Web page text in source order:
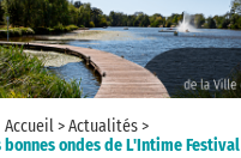
Accueil>Actualités>
bonnes ondes de L'Intime Festival